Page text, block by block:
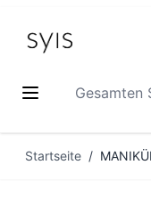
Gesamten
Startseite /